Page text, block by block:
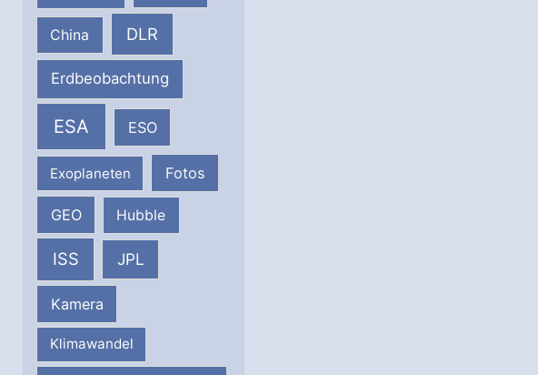
China DLR
Erdbeobachtung
ESA ESO
Exoplaneten Fotos
GEO Hubble
ISS JPL
Kamera
Klimawandel